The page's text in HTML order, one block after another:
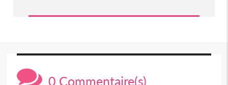
0 Commentaire(s)